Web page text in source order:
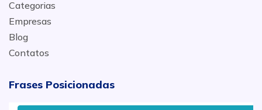
Categorias
Empresas
Blog
Contatos
Frases Posicionadas